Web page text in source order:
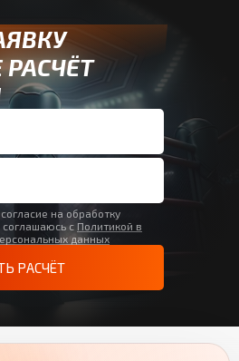
на обработку
с Политикой в
данных
РАСЧЁТ